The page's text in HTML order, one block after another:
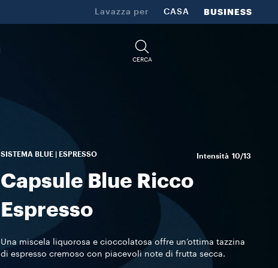
Lavazza per CASA BUSINESS
CERCA
SISTEMA BLUE | ESPRESSO Intensità 10/13
Capsule Blue Ricco
Espresso
Una miscela liquorosa e cioccolatosa offre un’ottima tazzina
di espresso cremoso con piacevoli note di frutta secca.